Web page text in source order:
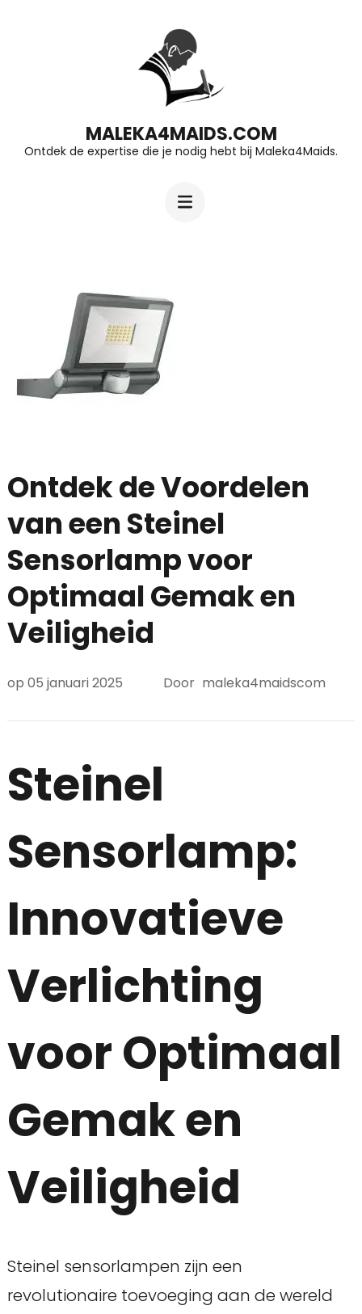
Enter)
MALEKA4MAIDS.COM
Ontdek de expertise die je nodig hebt bij Maleka4Maids.
Ontdek de Voordelen
van een Steinel
Sensorlamp voor
Optimaal Gemak en
Veiligheid
op 05 januari 2025 Door maleka4maidscom
Steinel
Sensorlamp:
Innovatieve
Verlichting
voor Optimaal
Gemak en
Veiligheid
Steinel sensorlampen zijn een
revolutionaire toevoeging aan de wereld